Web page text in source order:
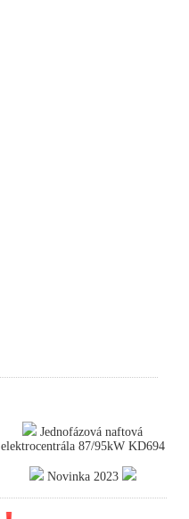
Jednofázová naftová
elektrocentrála 87/95kW KD694
Novinka 2023